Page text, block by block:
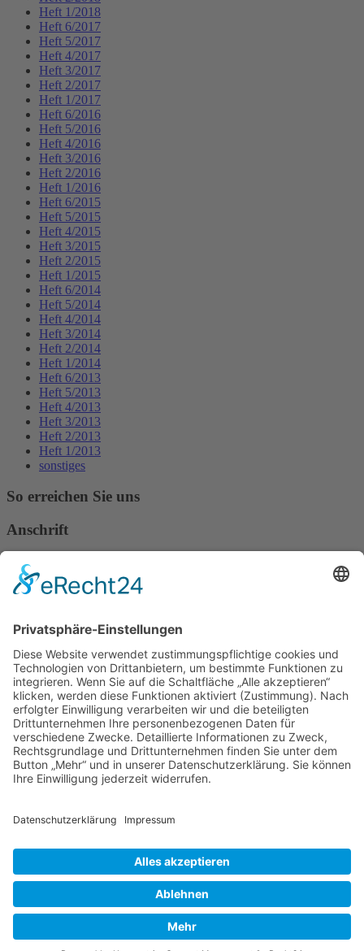
Heft 1/2018
Heft 6/2017
Heft 5/2017
Heft 4/2017
Heft 3/2017
Heft 2/2017
Heft 1/2017
Heft 6/2016
Heft 5/2016
Heft 4/2016
Heft 3/2016
Heft 2/2016
Heft 1/2016
Heft 6/2015
Heft 5/2015
Heft 4/2015
Heft 3/2015
Heft 2/2015
Heft 1/2015
Heft 6/2014
Heft 5/2014
Heft 4/2014
Heft 3/2014
Heft 2/2014
Heft 1/2014
Heft 6/2013
Heft 5/2013
Heft 4/2013
Heft 3/2013
Heft 2/2013
Heft 1/2013
sonstiges
So erreichen Sie uns
Anschrift
Verband Deutscher Tierheilpraktiker e.V.
Verbandsverwaltung
Am Rosenbraken 12
E-Mail
Diese E-Mail-Adresse ist vor Spambots geschützt! Zur Anzeige
muss JavaScript eingeschaltet sein!
Diese E-Mail-Adresse ist vor Spambots geschützt! Zur Anzeige
muss JavaScript eingeschaltet sein!
Telefon Service-Team
Tel: 0261-1349 5200
Tel: 0172-546 19 20
Datenschutzerklärung
Der Gesundheitsverband für Tiertherapeuten
VDT bei Facebook